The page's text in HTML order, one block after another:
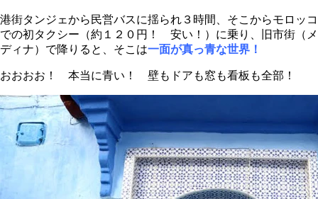
港街タンジェから民営バスに揺られ３時間、そこからモロッコ
での初タクシー（約１２０円！ 安い！）に乗り、旧市街（メ
ディナ）で降りると、そこは一面が真っ青な世界！
おおおお！ 本当に青い！ 壁もドアも窓も看板も全部！